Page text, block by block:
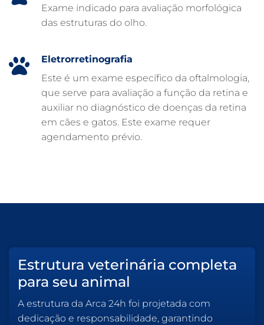
CLÍNICA VETERINÁRIA 24 HORAS
ATENDIMENTO VETERINÁRIO
Exame indicado para avaliação morfológica
das estruturas do olho.
Eletrorretinografia
Este é um exame específico da oftalmologia,
que serve para avaliação a função da retina e
auxiliar no diagnóstico de doenças da retina
em cães e gatos. Este exame requer
agendamento prévio.
Estrutura veterinária completa
para seu animal
A estrutura da Arca 24h foi projetada com
dedicação e responsabilidade, garantindo